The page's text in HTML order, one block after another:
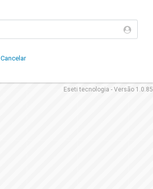
Cancelar
Eseti tecnologia - Versão 1.0.85